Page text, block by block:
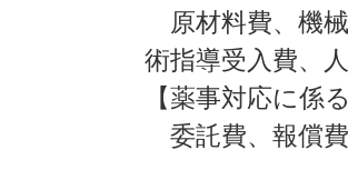
原材料費、機
術指導受入費、
【薬事対応に係
委託費、報償